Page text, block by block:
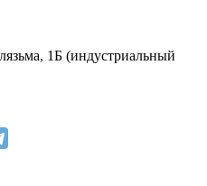
1Б (индустриальный